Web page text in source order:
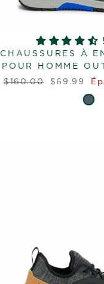
CHAUSSURES À
POUR HOMME
Prix
$160.00
Prix
$69.99